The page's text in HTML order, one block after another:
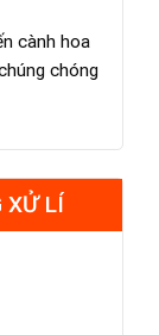
cành hoa
chóng
XỬ LÍ